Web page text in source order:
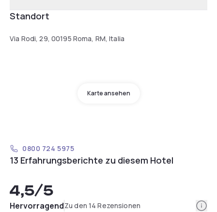
Standort
Via Rodi, 29, 00195 Roma, RM, Italia
Karte ansehen
0800 724 5975
13 Erfahrungsberichte zu diesem Hotel
4,5/5
HervorragendZu den 14 Rezensionen